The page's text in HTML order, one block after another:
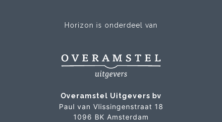
Horizon is onderdeel van
Overamstel Uitgevers bv
Paul van Vlissingenstraat 18
1096 BK Amsterdam